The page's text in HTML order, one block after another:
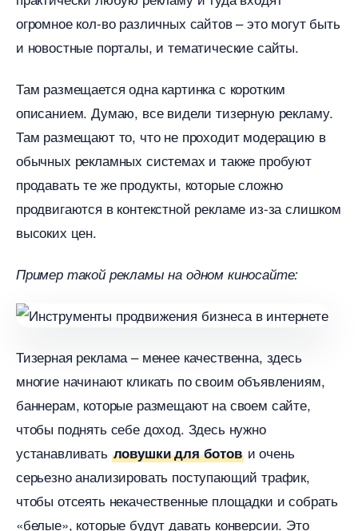
огромное кол-во различных сайтов – это могут быть
и новостные порталы, и тематические сайты.
Там размещается одна картинка с коротким
описанием. Думаю, все видели тизерную рекламу.
Там размещают то, что не проходит модерацию
обычных рекламных системах и также пробуют
продавать те же продукты, которые сложно
продвигаются в контекстной рекламе из-за слишком
ысоких цен.
Пример такой рекламы на одном киносайте:
Тизерная реклама – менее качественна, здесь
многие начинают кликать по своим объявлениям,
аннерам, которые размещают на своем сайте,
чтобы поднять себе доход. Здесь нужно
устанавливать ловушки для ботои очень
серьезно анализировать поступающий трафик,
чтобы отсеять некачественные площадки и собрать
«белые», которые будут давать конверсии. Это